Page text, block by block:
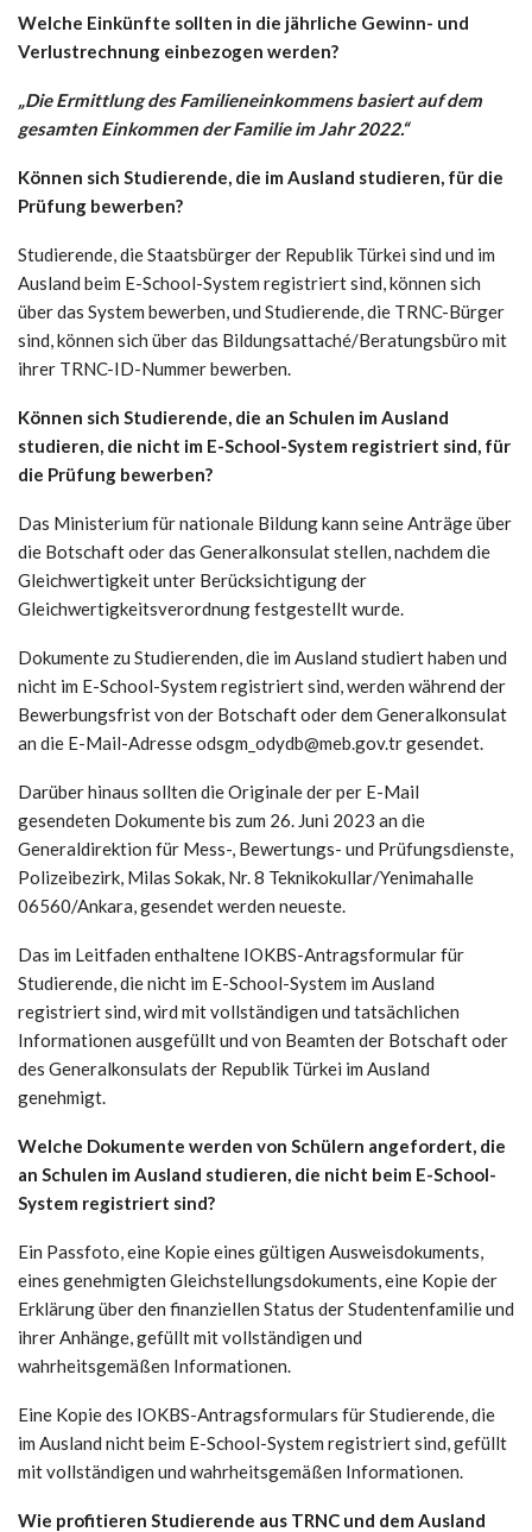
Welche Einkünfte sollten in die jährliche Gewinn- und
Verlustrechnung einbezogen werden?
„Die Ermittlung des Familieneinkommens basiert auf dem
gesamten Einkommen der Familie im Jahr 2022.“
Können sich Studierende, die im Ausland studieren, für die
Prüfung bewerben?
Studierende, die Staatsbürger der Republik Türkei sind und im
Ausland beim E-School-System registriert sind, können sich
über das System bewerben, und Studierende, die TRNC-Bürger
sind, können sich über das Bildungsattaché/Beratungsbüro mit
ihrer TRNC-ID-Nummer bewerben.
Können sich Studierende, die an Schulen im Ausland
studieren, die nicht im E-School-System registriert sind, für
die Prüfung bewerben?
Das Ministerium für nationale Bildung kann seine Anträge über
die Botschaft oder das Generalkonsulat stellen, nachdem die
Gleichwertigkeit unter Berücksichtigung der
Gleichwertigkeitsverordnung festgestellt wurde.
Dokumente zu Studierenden, die im Ausland studiert haben und
nicht im E-School-System registriert sind, werden während der
Bewerbungsfrist von der Botschaft oder dem Generalkonsulat
an die E-Mail-Adresse odsgm_odydb@meb.gov.tr ​​​​gesendet.
Darüber hinaus sollten die Originale der per E-Mail
gesendeten Dokumente bis zum 26. Juni 2023 an die
Generaldirektion für Mess-, Bewertungs- und Prüfungsdienste,
Polizeibezirk, Milas Sokak, Nr. 8 Teknikokullar/Yenimahalle
06560/Ankara, gesendet werden neueste.
Das im Leitfaden enthaltene IOKBS-Antragsformular für
Studierende, die nicht im E-School-System im Ausland
registriert sind, wird mit vollständigen und tatsächlichen
Informationen ausgefüllt und von Beamten der Botschaft oder
des Generalkonsulats der Republik Türkei im Ausland
genehmigt.
Welche Dokumente werden von Schülern angefordert, die
an Schulen im Ausland studieren, die nicht beim E-School-
System registriert sind?
Ein Passfoto, eine Kopie eines gültigen Ausweisdokuments,
eines genehmigten Gleichstellungsdokuments, eine Kopie der
Erklärung über den finanziellen Status der Studentenfamilie und
ihrer Anhänge, gefüllt mit vollständigen und
wahrheitsgemäßen Informationen.
Eine Kopie des IOKBS-Antragsformulars für Studierende, die
im Ausland nicht beim E-School-System registriert sind, gefüllt
mit vollständigen und wahrheitsgemäßen Informationen.
Wie profitieren Studierende aus TRNC und dem Ausland